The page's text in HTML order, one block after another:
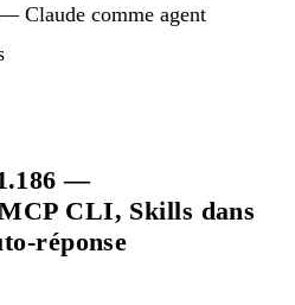
Claude comme agent
—
CLI, Skills dans
réponse